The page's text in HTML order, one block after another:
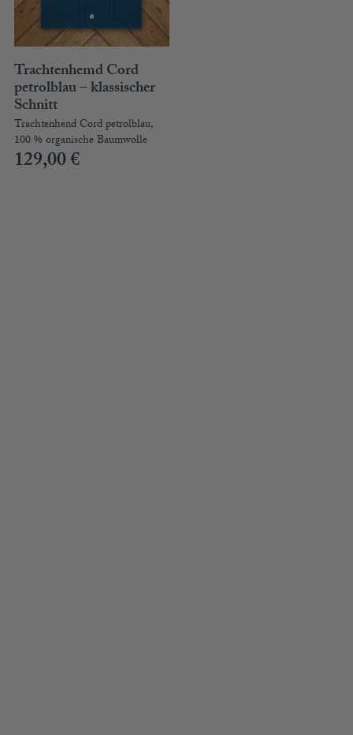
Trachtenhemd Cord
petrolblau – klassischer
Schnitt
Trachtenhend Cord petrolblau,
100 % organische Baumwolle
129,00€